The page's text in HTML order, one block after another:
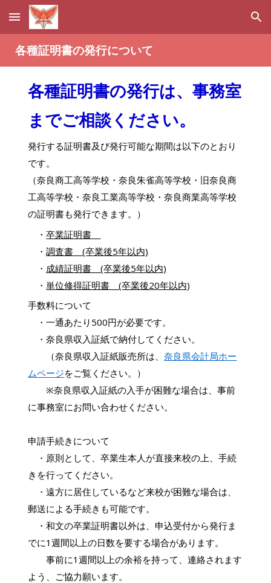
Skip to main content Skip to navigation
各種証明書の発行について
各種証明書の発行は、事務室
までご相談ください。
発行する証明書及び発行可能な期間は以下のとおり
です。
（奈良商工高等学校・奈良朱雀高等学校・旧奈良商
工高等学校・奈良工業高等学校・奈良商業高等学校
の証明書も発行できます。）
・卒業証明書
・調査書 (卒業後5年以内)
・ 成績証明書 (卒業後5年以内)
・単位修得証明書 (卒業後20年以内)
手数料について
・一通あたり500円が必要です。
・奈良県収入証紙で納付してください。
（奈良県収入証紙販売所は、奈良県会計局ホー
ムページをご覧ください。）
※奈良県収入証紙の入手が困難な場合は、事前
に事務室にお問い合わせください。
申請手続きについて
・原則として、卒業生本人が直接来校の上、手続
きを行ってください。
・遠方に居住しているなど来校が困難な場合は、
郵送による手続きも可能です。
・和文の卒業証明書以外は、申込受付から発行ま
でに1週間以上の日数を要する場合があります。
事前に1週間以上の余裕を持って、連絡されます
よう、ご協力願います。